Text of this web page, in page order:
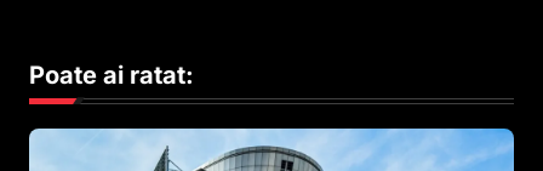
Poate ai ratat: